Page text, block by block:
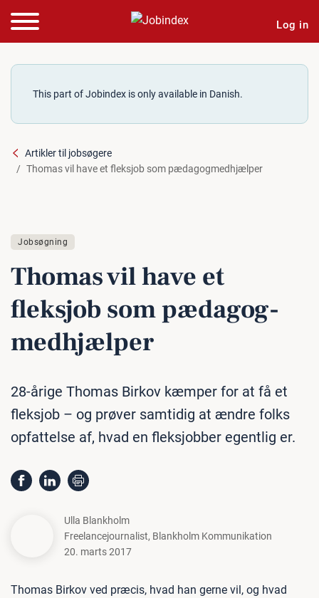
Log in
This part of Jobindex is only available in Danish.
Artikler til jobsøgere
Thomas vil have et fleksjob som pædagogmedhjælper
Jobsøgning
Thomas vil have et
fleksjob som pæ­da­gog­
med­hjæl­per
28-årige Thomas Birkov kæmper for at få et
fleksjob – og prøver samtidig at ændre folks
opfattelse af, hvad en fleksjobber egentlig er.
Ulla Blankholm
Freelancejournalist, Blankholm Kommunikation
20. marts 2017
Thomas Birkov ved præcis, hvad han gerne vil, og hvad